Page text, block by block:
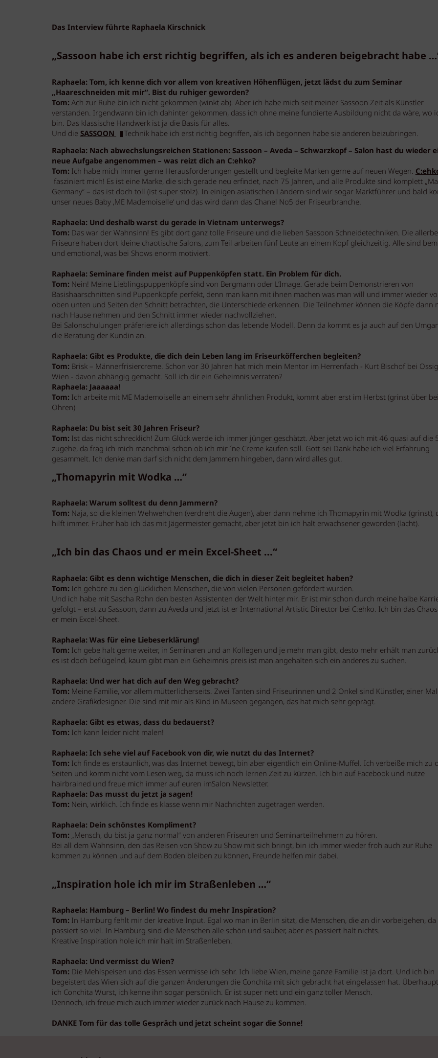
Das Interview führte Raphaela Kirschnick
„Sassoon habe ich erst richtig begriffen, als ich es anderen beigebracht habe
Raphaela: Tom, ich kenne dich vor allem von kreativen Höhenflügen, jetzt lädst du zum Seminar
„Haareschneiden mit mir“. Bist du ruhiger geworden?
Tom: Ach zur Ruhe bin ich nicht gekommen (winkt ab). Aber ich habe mich seit meiner Sassoon Zeit als Künstler
verstanden. Irgendwann bin ich dahinter gekommen, dass ich ohne meine fundierte Ausbildung nicht da wäre, wo
bin. Das klassische Handwerk ist ja die Basis für alles.
Und dieSASSOON
Technik habe ich erst richtig begriffen, als ich begonnen habe sie anderen beizubringen.
Raphaela: Nach abwechslungsreichen Stationen: Sassoon – Aveda – Schwarzkopf – Salon hast du wieder
neue Aufgabe angenommen – was reizt dich an C:ehko?
Tom: Ich habe mich immer gerne Herausforderungen gestellt und begleite Marken gerne auf neuen Wegen.
fasziniert mich! Es ist eine Marke, die sich gerade neu erfindet, nach 75 Jahren, und alle Produkte sind komplett
Germany“ – das ist doch toll (ist super stolz). In einigen asiatischen Ländern sind wir sogar Marktführer und bald
unser neues Baby ‚ME Mademoiselle‘ und das wird dann das Chanel No5 der Friseurbranche.
Raphaela: Und deshalb warst du gerade in Vietnam unterwegs?
Tom: Das war der Wahnsinn! Es gibt dort ganz tolle Friseure und die lieben Sassoon Schneidetechniken. Die
Friseure haben dort kleine chaotische Salons, zum Teil arbeiten fünf Leute an einem Kopf gleichzeitig. Alle sind
und emotional, was bei Shows enorm motiviert.
Raphaela: Seminare finden meist auf Puppenköpfen statt. Ein Problem für dich.
Tom: Nein! Meine Lieblingspuppenköpfe sind von Bergmann oder L’Image. Gerade beim Demonstrieren von
Basishaarschnitten sind Puppenköpfe perfekt, denn man kann mit ihnen machen was man will und immer wieder
oben unten und Seiten den Schnitt betrachten, die Unterschiede erkennen. Die Teilnehmer können die Köpfe dann
nach Hause nehmen und den Schnitt immer wieder nachvollziehen.
Bei Salonschulungen präferiere ich allerdings schon das lebende Modell. Denn da kommt es ja auch auf den
die Beratung der Kundin an.
Raphaela: Gibt es Produkte, die dich dein Leben lang im Friseurköfferchen begleiten?
Tom: Brisk – Männerfrisiercreme. Schon vor 30 Jahren hat mich mein Mentor im Herrenfach - Kurt Bischof bei
Wien - davon abhängig gemacht. Soll ich dir ein Geheimnis verraten?
Raphaela: Jaaaaaa!
Tom: Ich arbeite mit ME Mademoiselle an einem sehr ähnlichen Produkt, kommt aber erst im Herbst (grinst über
Ohren)
Raphaela: Du bist seit 30 Jahren Friseur?
Tom: Ist das nicht schrecklich! Zum Glück werde ich immer jünger geschätzt. Aber jetzt wo ich mit 46 quasi auf die
zugehe, da frag ich mich manchmal schon ob ich mir ´ne Creme kaufen soll. Gott sei Dank habe ich viel Erfahrung
gesammelt. Ich denke man darf sich nicht dem Jammern hingeben, dann wird alles gut.
„Thomapyrin mit Wodka …“
Raphaela: Warum solltest du denn Jammern?
Tom: Naja, so die kleinen Wehwehchen (verdreht die Augen), aber dann nehme ich Thomapyrin mit Wodka (grinst),
hilft immer. Früher hab ich das mit Jägermeister gemacht, aber jetzt bin ich halt erwachsener geworden (lacht).
„Ich bin das Chaos und er mein Excel-Sheet ...“
Raphaela: Gibt es denn wichtige Menschen, die dich in dieser Zeit begleitet haben?
Tom: Ich gehöre zu den glücklichen Menschen, die von vielen Personen gefördert wurden.
Und ich habe mit Sascha Rohn den besten Assistenten der Welt hinter mir. Er ist mir schon durch meine halbe
gefolgt – erst zu Sassoon, dann zu Aveda und jetzt ist er International Artistic Director bei C:ehko. Ich bin das
er mein Excel-Sheet.
Raphaela: Was für eine Liebeserklärung!
Tom: Ich gebe halt gerne weiter, in Seminaren und an Kollegen und je mehr man gibt, desto mehr erhält man
es ist doch beflügelnd, kaum gibt man ein Geheimnis preis ist man angehalten sich ein anderes zu suchen.
Raphaela: Und wer hat dich auf den Weg gebracht?
Tom: Meine Familie, vor allem mütterlicherseits. Zwei Tanten sind Friseurinnen und 2 Onkel sind Künstler, einer
andere Grafikdesigner. Die sind mit mir als Kind in Museen gegangen, das hat mich sehr geprägt.
Raphaela: Gibt es etwas, dass du bedauerst?
Tom: Ich kann leider nicht malen!
Raphaela: Ich sehe viel auf Facebook von dir, wie nutzt du das Internet?
Tom: Ich finde es erstaunlich, was das Internet bewegt, bin aber eigentlich ein Online-Muffel. Ich verbeiße mich zu
Seiten und komm nicht vom Lesen weg, da muss ich noch lernen Zeit zu kürzen. Ich bin auf Facebook und nutze
hairbrained und freue mich immer auf euren imSalon Newsletter.
Raphaela: Das musst du jetzt ja sagen!
Tom: Nein, wirklich. Ich finde es klasse wenn mir Nachrichten zugetragen werden.
Raphaela: Dein schönstes Kompliment?
Tom: „Mensch, du bist ja ganz normal“ von anderen Friseuren und Seminarteilnehmern zu hören.
Bei all dem Wahnsinn, den das Reisen von Show zu Show mit sich bringt, bin ich immer wieder froh auch zur Ruhe
kommen zu können und auf dem Boden bleiben zu können, Freunde helfen mir dabei.
„Inspiration hole ich mir im Straßenleben …“
Raphaela: Hamburg – Berlin! Wo findest du mehr Inspiration?
Tom: In Hamburg fehlt mir der kreative Input. Egal wo man in Berlin sitzt, die Menschen, die an dir vorbeigehen, da
passiert so viel. In Hamburg sind die Menschen alle schön und sauber, aber es passiert halt nichts.
Kreative Inspiration hole ich mir halt im Straßenleben.
Raphaela: Und vermisst du Wien?
Tom: Die Mehlspeisen und das Essen vermisse ich sehr. Ich liebe Wien, meine ganze Familie ist ja dort. Und ich bin
begeistert das Wien sich auf die ganzen Änderungen die Conchita mit sich gebracht hat eingelassen hat.
ich Conchita Wurst, ich kenne ihn sogar persönlich. Er ist super nett und ein ganz toller Mensch.
Dennoch, ich freue mich auch immer wieder zurück nach Hause zu kommen.
DANKE Tom für das tolle Gespräch und jetzt scheint sogar die Sonne!